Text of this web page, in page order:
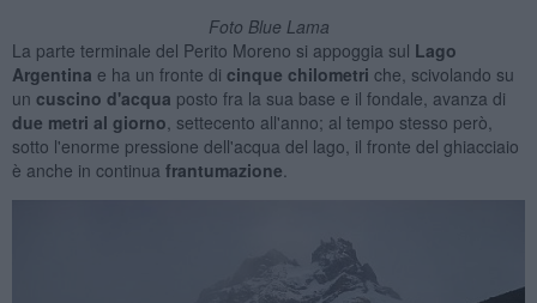
Foto Blue Lama
La parte terminale del Perito Moreno si appoggia sul Lago
Argentina e ha un fronte di cinque chilometri che, scivolando su
un cuscino d'acqua posto fra la sua base e il fondale, avanza di
due metri al giorno , settecento all'anno; al tempo stesso però,
sotto l'enorme pressione dell'acqua del lago, il fronte del ghiacciaio
è anche in continua frantumazione